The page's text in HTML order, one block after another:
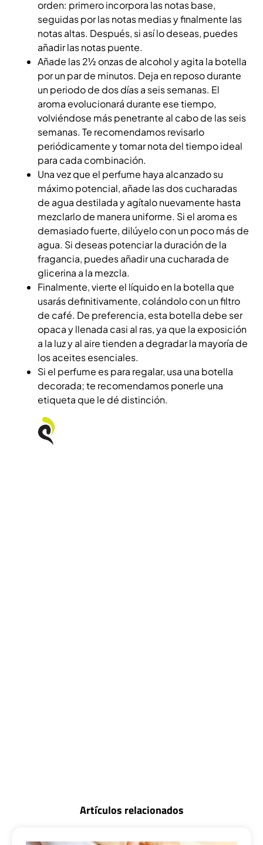
orden: primero incorpora las notas base,
seguidas por las notas medias y finalmente las
notas altas. Después, si así lo deseas, puedes
añadir las notas puente.
Añade las 2½ onzas de alcohol y agita la botella
por un par de minutos. Deja en reposo durante
un periodo de dos días a seis semanas. El
aroma evolucionará durante ese tiempo,
volviéndose más penetrante al cabo de las seis
semanas. Te recomendamos revisarlo
periódicamente y tomar nota del tiempo ideal
para cada combinación.
Una vez que el perfume haya alcanzado su
máximo potencial, añade las dos cucharadas
de agua destilada y agítalo nuevamente hasta
mezclarlo de manera uniforme. Si el aroma es
demasiado fuerte, dilúyelo con un poco más de
agua. Si deseas potenciar la duración de la
fragancia, puedes añadir una cucharada de
glicerina a la mezcla.
Finalmente, vierte el líquido en la botella que
usarás definitivamente, colándolo con un filtro
de café. De preferencia, esta botella debe ser
opaca y llenada casi al ras, ya que la exposición
a la luz y al aire tienden a degradar la mayoría de
los aceites esenciales.
Si el perfume es para regalar, usa una botella
decorada; te recomendamos ponerle una
etiqueta que le dé distinción.
Artículos relacionados